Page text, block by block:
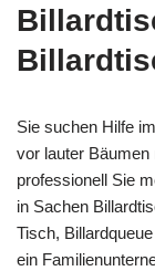
Sie suchen Hilfe
vor lauter
professionell Sie
in Sachen
Tisch,
ein